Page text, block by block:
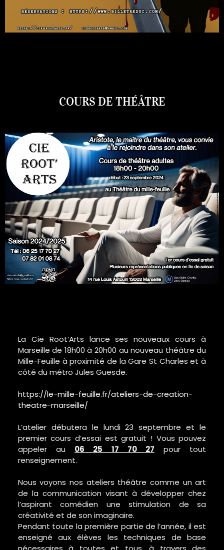
COURS DE THÉÂTRE
La Cie Root’Arts lance ses nouveaux cours à
Marseille de 18h00 à 20h00 au nouveau théâtre du
Mille-Feuille à proximité de la Gare St Charles et à
côté du métro Jules Guesde.
https://le-mille-feuille.fr/ateliers-de-creation-
theatre-marseille/
L’atelier débutera le lundi 23 septembre et le
premier cours d’essai est gratuit ! Vous pouvez
appeler au 06 25 17 70 27 pour tout
renseignement.
Nous voyons nos ateliers théâtre comme un art
de la communication visant à développer chez
l’aspirant comédien une stimulation de sa
créativité et de son imaginaire.
Pendant toute la première partie de l’année, il est
enseigné aux élèves les techniques de base